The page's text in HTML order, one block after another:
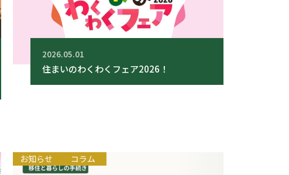
2026.05.01
住まいのわくわくフェア2026！
お知らせ コラム